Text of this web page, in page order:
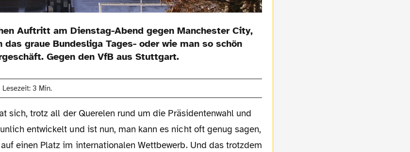
Auftritt am Dienstag-Abend gegen Manchester City,
graue Bundesliga Tages- oder wie man so schön
Gegen den VfB aus Stuttgart.
Lesezeit: 3 Min.
sich, trotz all der Querelen rund um die Präsidentenwahl und
entwickelt und ist nun, man kann es nicht oft genug sagen,
einen Platz im internationalen Wettbewerb. Und das trotzdem